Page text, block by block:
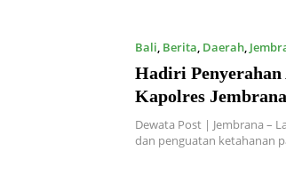
Bali, Berita, Daerah,
Hadiri
Kapolres
Modern dan
Dewata Post | Jembrana –
dan penguatan ketahanan